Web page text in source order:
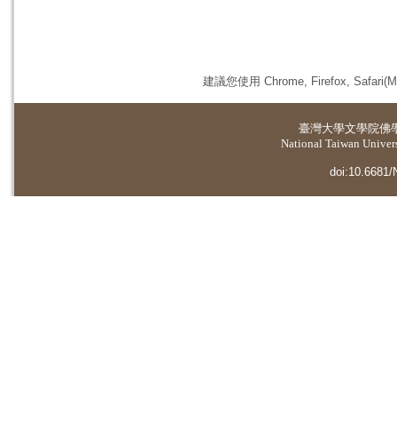
建議您使用 Chrome, Firefox,
臺灣大學文學院佛
National Taiwan
doi:10.6681/